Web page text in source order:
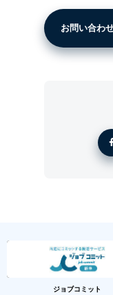
お問い合わ
ジョブコミット